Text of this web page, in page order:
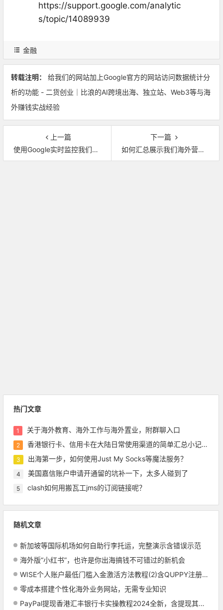
https://support.google.com/analytic
s/topic/14089939
金融
转载注明：
给我们的网站加上Google官方的网站访问数据统计分
析的功能 - 二货创业｜比浪的AI跨境出海、独立站、Web3等与海
外赚钱实战经验
上一篇
使用Google实时监控我们的网站网页情况，提高网页收录与修正网页问题等
下一篇
如何汇总展示我们海外营销推广多个网页链接，Linktree的注册与简单使用
热门文章
1 关于海外教育、海外工作与海外置业，附群聊入口
2 香港银行卡、信用卡在大陆日常使用渠道的简单汇总小记录，含pulse绑定微信等
3 出海第一步，如何使用Just My Socks等魔法服务？
4 美国嘉信账户申请开通留的坑补一下，太多人碰到了
5 clash如何用搬瓦工jms的订阅链接呢？
随机文章
新加坡等国际机场如何自助行李托运，完整演示含错误示范
海外版“小红书”，也许是你出海搞钱不可错过的新机会
WISE个人账户最低门槛入金激活方法教程(2)含QUPPY注册使用教程
零成本搭建个性化海外业务网站，无需专业知识
PayPal提现香港汇丰银行卡实操教程2024全新，含提现其它香港银行讲解